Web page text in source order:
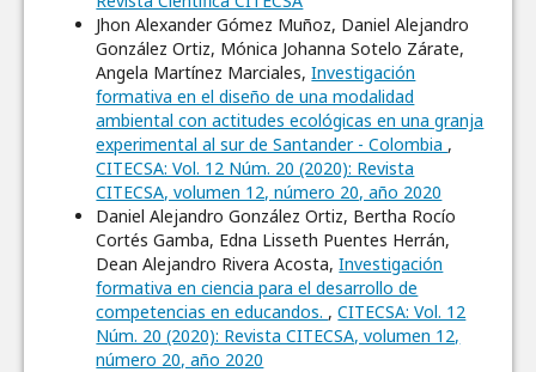
Jhon Alexander Gómez Muñoz, Daniel Alejandro
González Ortiz, Mónica Johanna Sotelo Zárate,
Angela Martínez Marciales,Investigación
formativa en el diseño de una modalidad
ambiental con actitudes ecológicas en una granja
experimental al sur de Santander - Colombia ,
CITECSA: Vol. 12 Núm. 20 (2020): Revista
CITECSA, volumen 12, número 20, año 2020
Daniel Alejandro González Ortiz, Bertha Rocío
Cortés Gamba, Edna Lisseth Puentes Herrán,
Dean Alejandro Rivera Acosta,Investigación
formativa en ciencia para el desarrollo de
competencias en educandos. ,CITECSA: Vol. 12
Núm. 20 (2020): Revista CITECSA, volumen 12,
número 20, año 2020